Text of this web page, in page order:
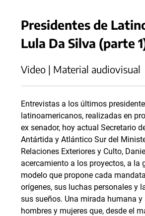
Presidentes de
Lula Da Silva (parte
Video | Material audiovisual
Entrevistas a los últimos
latinoamericanos, realizadas en
ex senador, hoy actual Secretario
Antártida y Atlántico Sur del
Relaciones Exteriores y Culto,
acercamiento a los proyectos, a la
modelo que propone cada
orígenes, sus luchas personales y
sus sueños. Una mirada humana
hombres y mujeres que, desde el